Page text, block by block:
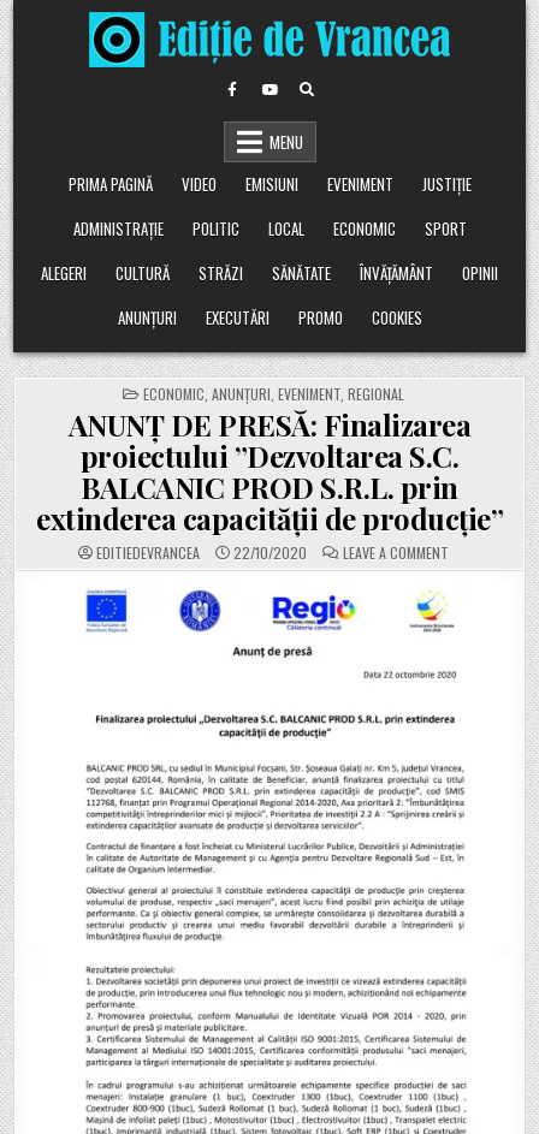
Skip
to
content
MENU
PRIMA PAGINĂ
VIDEO EMISIUNI EVENIMENT
JUSTIȚIE
ADMINISTRAȚIE
POLITIC LOCAL ECONOMIC
SPORT
ALEGERI
CULTURĂ STRĂZI SĂNĂTATE ÎNVĂȚĂMÂNT
OPINII
ANUNȚURI
EXECUTĂRI PROMO COOKIES
POSTED
IN
ECONOMIC ANUNȚURI EVENIMENT REGIONAL
ANUNȚ DE PRESĂ: Finalizarea
proiectului ”Dezvoltarea S.C.
BALCANIC PROD S.R.L. prin
extinderea capacității de producție”
EDITIEDEVRANCEA 22/10/2020 LEAVE A COMMENT
ANUNȚ
PROIECTULUI
”DEZVOLTAREA
BALCANIC
PROD
EXTINDEREA
PRODUCȚIE”